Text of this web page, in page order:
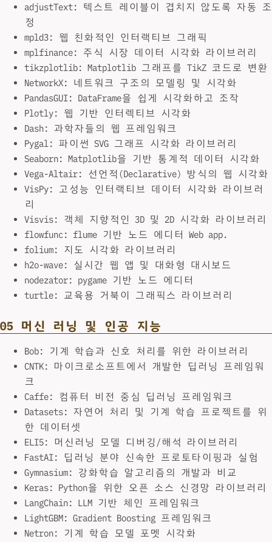
adjustText: 텍스트 레이블이 겹치지 않도록 자동 조
정
mpld3: 웹 친화적인 인터랙티브 그래픽
mplfinance: 주식 시장 데이터 시각화 라이브러리
tikzplotlib: Matplotlib 그래프를 TikZ 코드로 변환
NetworkX: 네트워크 구조의 모델링 및 시각화
PandasGUI: DataFrame을 쉽게 시각화하고 조작
Plotly: 웹 기반 인터렉티브 시각화
Dash: 과학자들의 웹 프레임워크
Pygal: 파이썬 SVG 그래프 시각화 라이브러리
Seaborn: Matplotlib을 기반 통계적 데이터 시각화
Vega-Altair: 선언적(Declarative) 방식의 웹 시각화
VisPy: 고성능 인터랙티브 데이터 시각화 라이브러
리
Visvis: 객체 지향적인 3D 및 2D 시각화 라이브러리
flowfunc: flume 기반 노드 에디터 Web app.
folium: 지도 시각화 라이브러리
h2o-wave: 실시간 웹 앱 및 대화형 대시보드
nodezator: pygame 기반 노드 에디터
turtle: 교육용 거북이 그래픽스 라이브러리
05 머신 러닝 및 인공 지능
Bob: 기계 학습과 신호 처리를 위한 라이브러리
CNTK: 마이크로소프트에서 개발한 딥러닝 프레임워
크
Caffe: 컴퓨터 비전 중심 딥러닝 프레임워크
Datasets: 자연어 처리 및 기계 학습 프로젝트를 위
한 데이터셋
ELI5: 머신러닝 모델 디버깅/해석 라이브러리
FastAI: 딥러닝 분야 신속한 프로토타이핑과 실험
Gymnasium: 강화학습 알고리즘의 개발과 비교
Keras: Python을 위한 오픈 소스 신경망 라이브러리
LangChain: LLM 기반 체인 프레임워크
LightGBM: Gradient Boosting 프레임워크
Netron: 기계 학습 모델 포멧 시각화